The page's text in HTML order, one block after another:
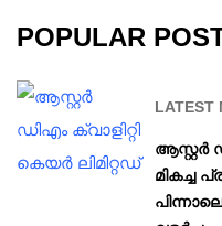
POPULAR
LATEST
ആസ്റ്റർ
മികച്ച